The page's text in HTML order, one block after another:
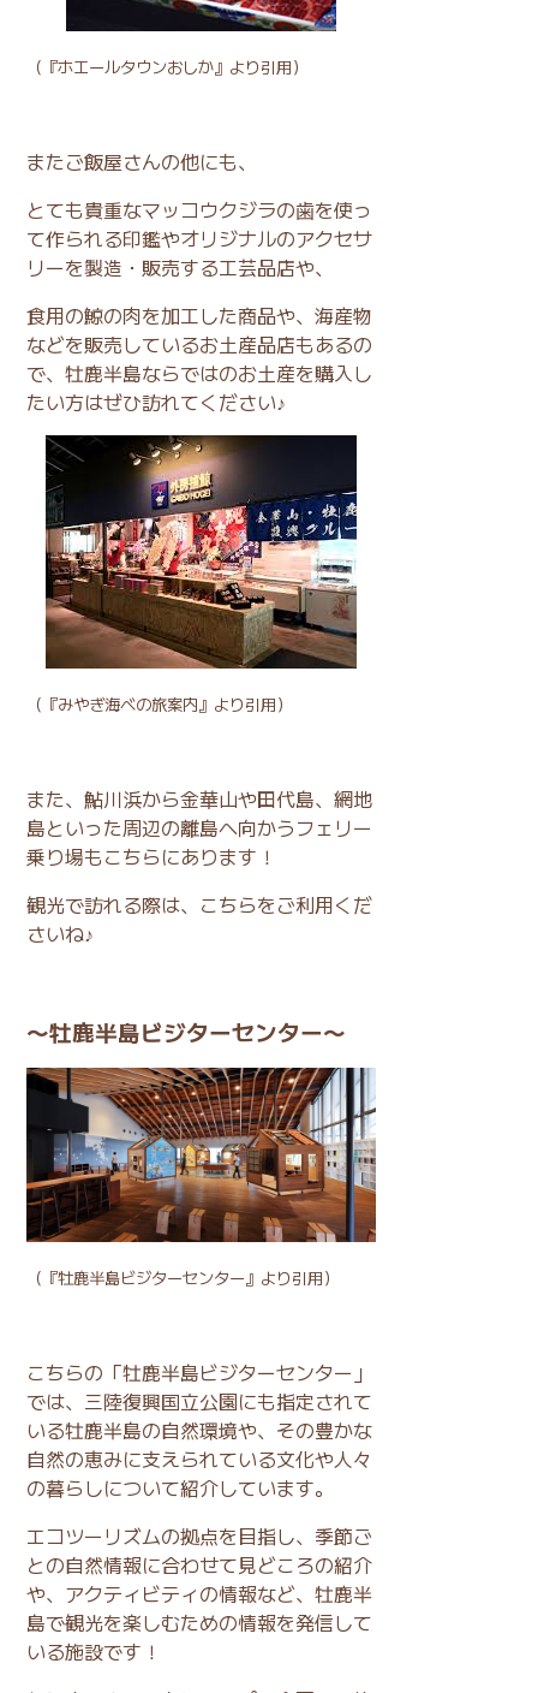
（ 『ホエールタウンおしか』 より引用）
またご飯屋さんの他にも、
とても貴重なマッコウクジラの歯を使っ
て作られる印鑑やオリジナルのアクセサ
リーを製造・販売する工芸品店や、
食用の鯨の肉を加工した商品や、海産物
などを販売しているお土産品店もあるの
で、牡鹿半島ならではのお土産を購入し
たい方はぜひ訪れてください♪
（ 『みやぎ海べの旅案内』 より引用）
また、鮎川浜から金華山や田代島、網地
島といった周辺の離島へ向かうフェリー
乗り場もこちらにあります！
観光で訪れる際は、こちらをご利用くだ
さいね♪
〜牡鹿半島ビジターセンター〜
（ 『牡鹿半島ビジターセンター』 より引用）
こちらの「牡鹿半島ビジターセンター」
では、三陸復興国立公園にも指定されて
いる牡鹿半島の自然環境や、その豊かな
自然の恵みに支えられている文化や人々
の暮らしについて紹介しています。
エコツーリズムの拠点を目指し、季節ご
との自然情報に合わせて見どころの紹介
や、アクティビティの情報など、牡鹿半
島で観光を楽しむための情報を発信して
いる施設です！